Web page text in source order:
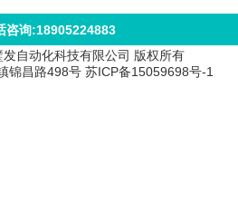
咨询:18905224883
自动化科技有限公司 版权所有
锦昌路498号 苏ICP备15059698号-1